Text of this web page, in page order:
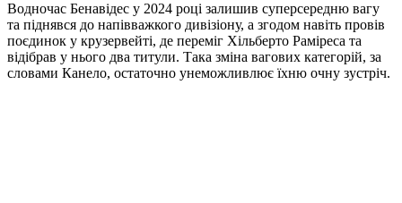
Водночас Бенавідес у 2024 році залишив суперсередню вагу
та піднявся до напівважкого дивізіону, а згодом навіть провів
поєдинок у крузервейті, де переміг Хільберто Раміреса та
відібрав у нього два титули. Така зміна вагових категорій, за
словами Канело, остаточно унеможливлює їхню очну зустріч.